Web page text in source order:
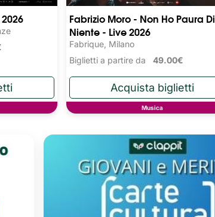
Fabrizio Moro - Non Ho Paura Di
Niente - Live 2026
Fabrique, Milano
Biglietti a partire da 49.00€
Musica